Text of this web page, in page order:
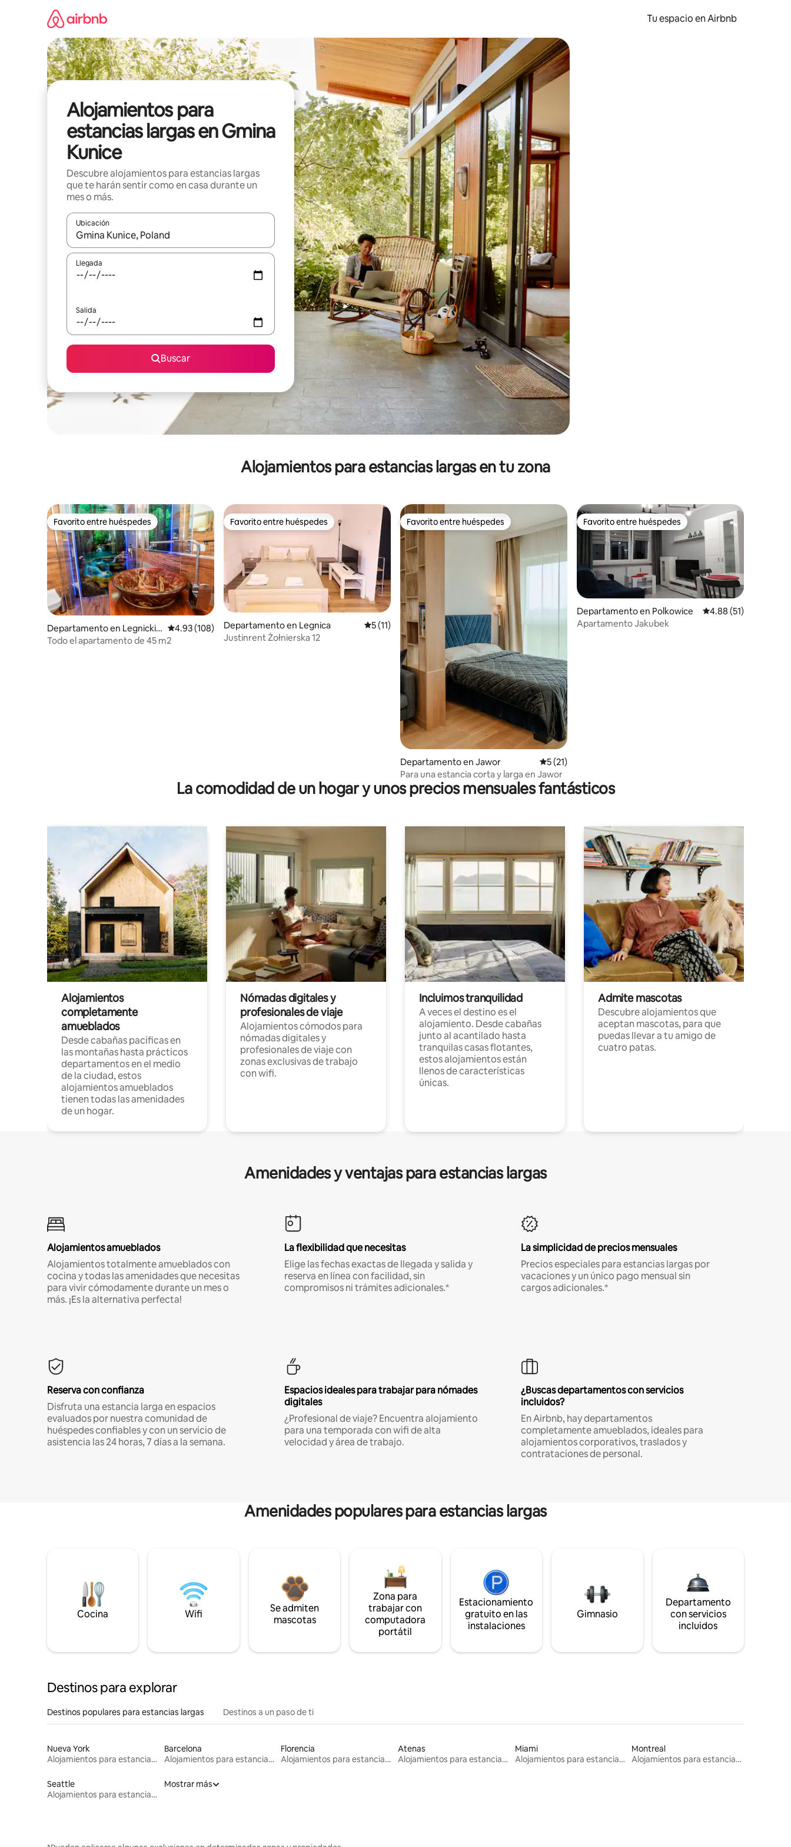
Tu espacio en Airbnb
Alojamientos para
estancias largas en Gmina
Kunice
Descubre alojamientos para estancias largas
que te harán sentir como en casa durante un
mes o más.
Ubicación
Cuando los resultados estén disponibles, podrás navegar usando las teclas de las flechas hacia arriba y hacia abajo, o bien tocando y deslizando la pantalla.
Llegada
Salida
Buscar
Alojamientos para estancias largas en tu zona
Favorito entre huéspedes
Favorito entre huéspedes
Departamento en Legnickie
Pole
Calificación promedio: 4.93 de 5; 108 evaluaciones
4.93 (108)
Todo el apartamento de 45 m2
Favorito entre huéspedes
Favorito entre huéspedes
Departamento en Legnica Calificación promedio: 5 de 5; 11 evaluaciones
5 (11)
Justinrent Żołnierska 12
Favorito entre huéspedes
Favorito entre huéspedes
Departamento en Jawor Calificación promedio: 5 de 5; 21 evaluaciones
5 (21)
Para una estancia corta y larga en Jawor
Favorito entre huéspedes
Favorito entre huéspedes
Departamento en Polkowice Calificación
4.88 (51)
Apartamento Jakubek
La comodidad de un hogar y unos precios mensuales fantásticos
Alojamientos
completamente
amueblados
Desde cabañas pacíficas en
las montañas hasta prácticos
departamentos en el medio
de la ciudad, estos
alojamientos amueblados
tienen todas las amenidades
de un hogar.
Nómadas digitales y
profesionales de viaje
Alojamientos cómodos para
nómadas digitales y
profesionales de viaje con
zonas exclusivas de trabajo
con wifi.
Incluimos tranquilidad
A veces el destino es el
alojamiento. Desde cabañas
junto al acantilado hasta
tranquilas casas flotantes,
estos alojamientos están
llenos de características
únicas.
Admite mascotas
Descubre alojamientos que
aceptan mascotas, para que
puedas llevar a tu amigo de
cuatro patas.
Amenidades y ventajas para estancias largas
Alojamientos amueblados
Alojamientos totalmente amueblados con
cocina y todas las amenidades que necesitas
para vivir cómodamente durante un mes o
más. ¡Es la alternativa perfecta!
La flexibilidad que necesitas
Elige las fechas exactas de llegada y salida y
reserva en línea con facilidad, sin
compromisos ni trámites adicionales.*
La simplicidad de precios mensuales
Precios especiales para estancias largas por
vacaciones y un único pago mensual sin
cargos adicionales.*
Reserva con confianza
Disfruta una estancia larga en espacios
evaluados por nuestra comunidad de
huéspedes confiables y con un servicio de
asistencia las 24 horas, 7 días a la semana.
Espacios ideales para trabajar para nómades
digitales
¿Profesional de viaje? Encuentra alojamiento
para una temporada con wifi de alta
velocidad y área de trabajo.
¿Buscas departamentos con servicios
incluidos?
En Airbnb, hay departamentos
completamente amueblados, ideales para
alojamientos corporativos, traslados y
contrataciones de personal.
Amenidades populares para estancias largas
Cocina Wifi
Se admiten
mascotas
Zona para
trabajar con
computadora
portátil
Estacionamiento
gratuito en las
instalaciones
Gimnasio
Departamento
con servicios
incluidos
Destinos para explorar
Destinos populares para estancias largas Destinos a un paso de ti
Nueva York
Alojamientos para estancias largas
Barcelona
Alojamientos para estancias largas
Florencia
Alojamientos para estancias largas
Atenas
Alojamientos para estancias largas
Miami
Alojamientos para estancias largas
Montreal
Alojamientos para estancias largas
Seattle
Alojamientos para estancias largas
Mostrar más